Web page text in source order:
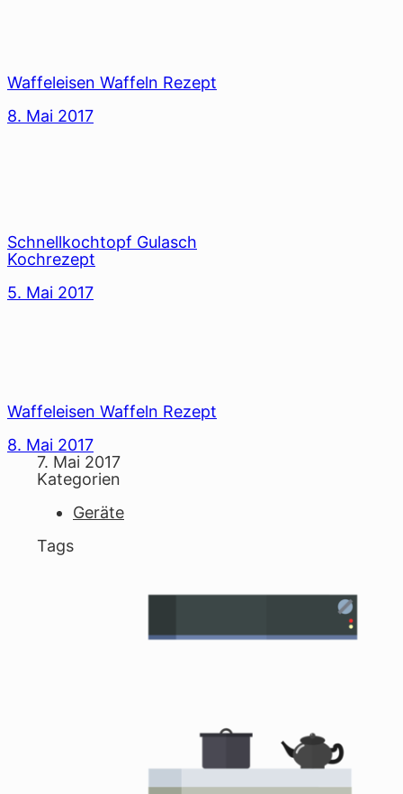
Waffeleisen Waffeln Rezept
8. Mai 2017
Schnellkochtopf Gulasch
Kochrezept
5. Mai 2017
Waffeleisen Waffeln Rezept
8. Mai 2017
7. Mai 2017
Kategorien
Geräte
Tags